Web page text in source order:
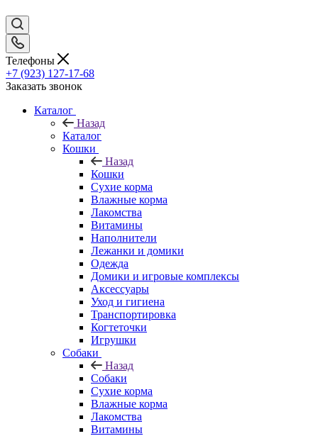
Телефоны
+7 (923) 127-17-68
Заказать звонок
Каталог
Назад
Каталог
Кошки
Назад
Кошки
Сухие корма
Влажные корма
Лакомства
Витамины
Наполнители
Лежанки и домики
Одежда
Домики и игровые комплексы
Аксессуары
Уход и гигиена
Транспортировка
Когтеточки
Игрушки
Собаки
Назад
Собаки
Сухие корма
Влажные корма
Лакомства
Витамины